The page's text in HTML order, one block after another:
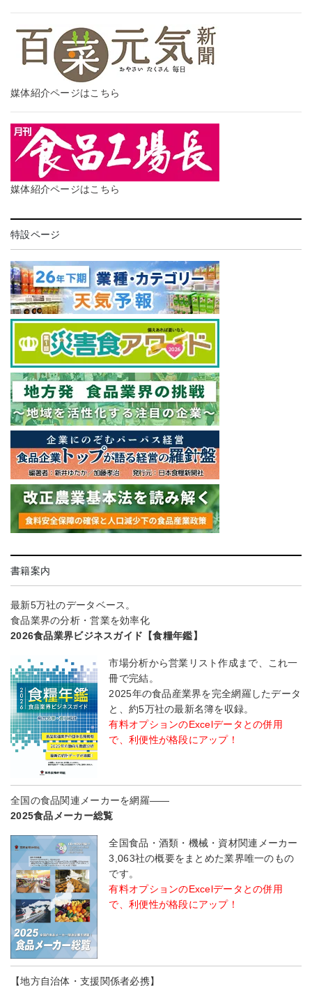
媒体紹介ページはこちら
媒体紹介ページはこちら
特設ページ
書籍案内
最新5万社のデータベース。
食品業界の分析・営業を効率化
2026食品業界ビジネスガイド【食糧年鑑】
市場分析から営業リスト作成まで、これ一
冊で完結。
2025年の食品産業界を完全網羅したデータ
と、約5万社の最新名簿を収録。
有料オプションのExcelデータとの併用
で、利便性が格段にアップ！
全国の食品関連メーカーを網羅――
2025食品メーカー総覧
全国食品・酒類・機械・資材関連メーカー
3,063社の概要をまとめた業界唯一のもの
です。
有料オプションのExcelデータとの併用
で、利便性が格段にアップ！
【地方自治体・支援関係者必携】